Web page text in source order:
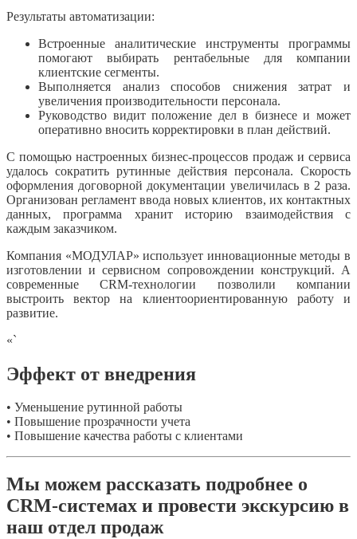
Результаты автоматизации:
Встроенные аналитические инструменты программы
помогают выбирать рентабельные для компании
клиентские сегменты.
Выполняется анализ способов снижения затрат и
увеличения производительности персонала.
Руководство видит положение дел в бизнесе и может
оперативно вносить корректировки в план действий.
С помощью настроенных бизнес-процессов продаж и сервиса
удалось сократить рутинные действия персонала. Скорость
оформления договорной документации увеличилась в 2 раза.
Организован регламент ввода новых клиентов, их контактных
данных, программа хранит историю взаимодействия с
каждым заказчиком.
Компания «МОДУЛАР» использует инновационные методы в
изготовлении и сервисном сопровождении конструкций. А
современные CRM-технологии позволили компании
выстроить вектор на клиентоориентированную работу и
развитие.
«`
Эффект от внедрения
• Уменьшение рутинной работы
• Повышение прозрачности учета
• Повышение качества работы с клиентами
Мы можем рассказать подробнее о
CRM-системах и провести экскурсию в
наш отдел продаж